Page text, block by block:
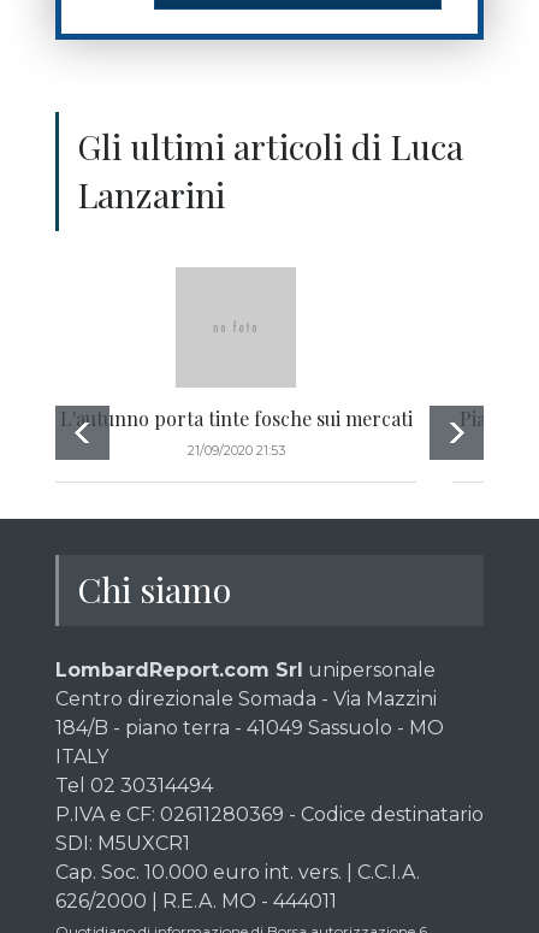
Gli ultimi articoli di Luca
Lanzarini
L'autunno porta tinte fosche sui mercati
21/09/2020 21:53
Piazza
Chi siamo
LombardReport.com Srl unipersonale
Centro direzionale Somada - Via Mazzini
184/B - piano terra - 41049 Sassuolo - MO
ITALY
Tel 02 30314494
P.IVA e CF: 02611280369 - Codice destinatario
SDI: M5UXCR1
Cap. Soc. 10.000 euro int. vers. | C.C.I.A.
626/2000 | R.E.A. MO - 444011